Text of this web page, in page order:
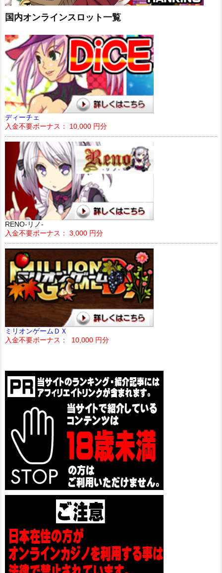
国内オンラインスロット一覧
ディーチェ
入金不要ボーナス： 10,000 円分
RENO-リノ-
入金不要ボーナス： 3,000 円分
ミリオンゲームＤＸ
入金不要ボーナス： 10,000 円分